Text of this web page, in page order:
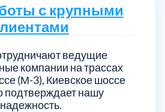
с крупными
ведущие
компании на трассах
(М-3), Киевское шоссе
подтверждает нашу
надежность.
город: